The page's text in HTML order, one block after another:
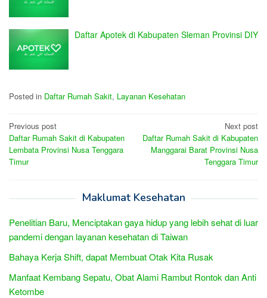
Daftar Apotek di Kabupaten Sleman Provinsi DIY
Posted in Daftar Rumah Sakit, Layanan Kesehatan
Post
navigation
Previous post
Daftar Rumah Sakit di Kabupaten
Lembata Provinsi Nusa Tenggara
Timur
Next post
Daftar Rumah Sakit di Kabupaten
Manggarai Barat Provinsi Nusa
Tenggara Timur
Maklumat Kesehatan
Penelitian Baru, Menciptakan gaya hidup yang lebih sehat di luar
pandemi dengan layanan kesehatan di Taiwan
Bahaya Kerja Shift, dapat Membuat Otak Kita Rusak
Manfaat Kembang Sepatu, Obat Alami Rambut Rontok dan Anti
Ketombe